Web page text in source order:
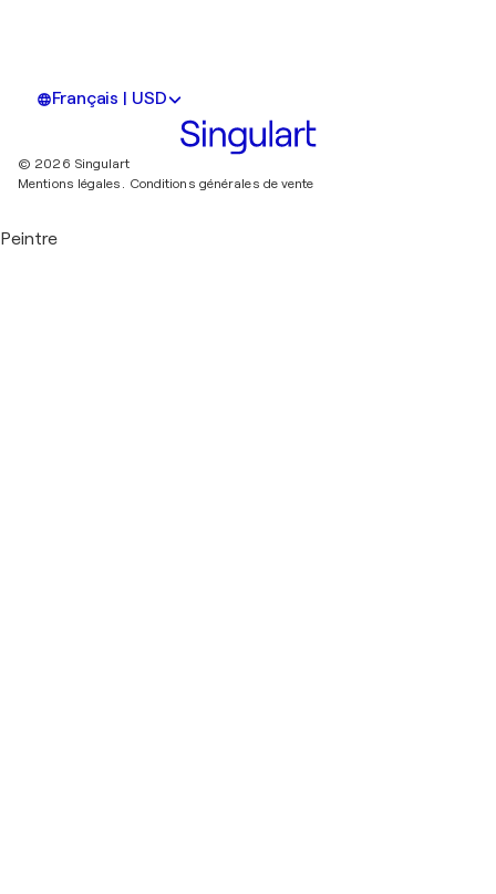
Français | USD
© 2026 Singulart
Mentions légales. Conditions générales de vente
Peintre